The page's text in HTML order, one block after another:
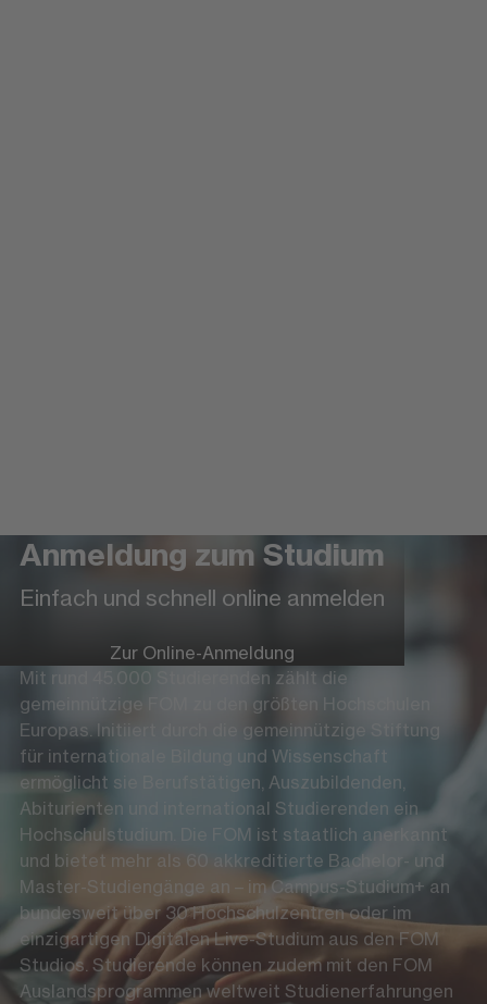
Anmeldung zum Studium
Einfach und schnell online anmelden
Zur Online-Anmeldung
Mit rund 45.000 Studierenden zählt die
gemeinnützige FOM zu den größten Hochschulen
Europas. Initiiert durch die gemeinnützige Stiftung
für internationale Bildung und Wissenschaft
ermöglicht sie Berufstätigen, Auszubildenden,
Abiturienten und international Studierenden ein
Hochschulstudium. Die FOM ist staatlich anerkannt
und bietet mehr als 60 akkreditierte Bachelor- und
Master-Studiengänge an – im Campus-Studium+ an
bundesweit über 30 Hochschulzentren oder im
einzigartigen Digitalen Live-Studium aus den FOM
Studios. Studierende können zudem mit den FOM
Auslandsprogrammen weltweit Studienerfahrungen